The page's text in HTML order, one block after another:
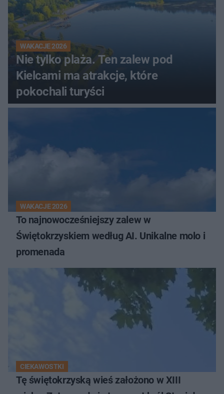
WAKACJE 2026
Nie tylko plaża. Ten zalew pod
Kielcami ma atrakcje, które
pokochali turyści
WAKACJE 2026
To najnowocześniejszy zalew w
Świętokrzyskiem według AI. Unikalne molo i
promenada
CIEKAWOSTKI
Tę świętokrzyską wieś założono w XIII